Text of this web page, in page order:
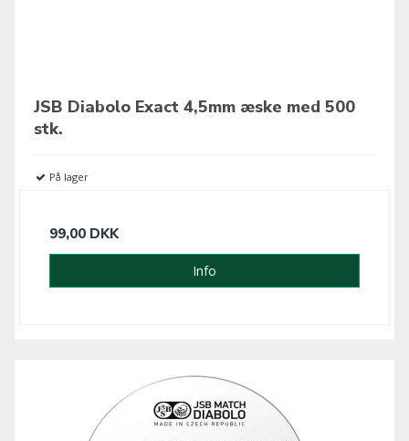
JSB Diabolo Exact 4,5mm æske med 500
stk.
På lager
99,00 DKK
Info